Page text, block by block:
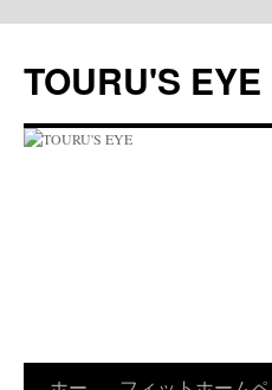
テ
ン
へ
TOURU'S EYE